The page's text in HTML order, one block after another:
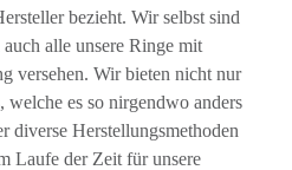
bezieht. Wir selbst sind
alle unsere Ringe mit
versehen. Wir bieten nicht nur
es so nirgendwo anders
diverse Herstellungsmethoden
Laufe der Zeit für unsere